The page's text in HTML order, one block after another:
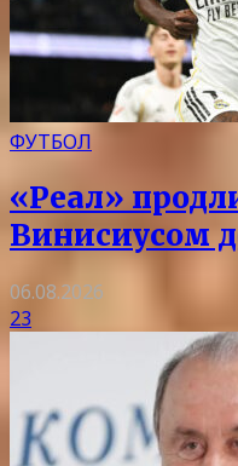
ФУТБОЛ
«Реал»
Винисиусом
06.08.2026
23